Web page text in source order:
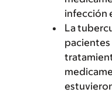
infección
La
pacientes